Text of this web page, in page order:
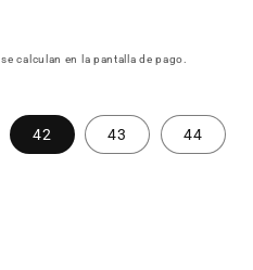
se calculan en la pantalla de pago.
42 43 44